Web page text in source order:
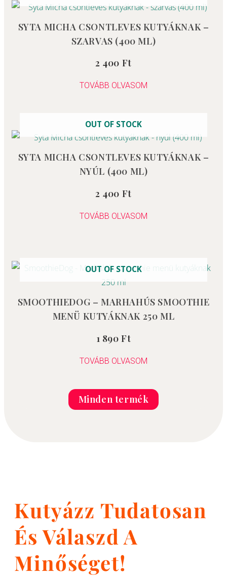
SYTA MICHA CSONTLEVES KUTYÁKNAK –
SZARVAS (400 ML)
2 400 Ft
TOVÁBB OLVASOM
OUT OF STOCK
SYTA MICHA CSONTLEVES KUTYÁKNAK –
NYÚL (400 ML)
2 400 Ft
TOVÁBB OLVASOM
OUT OF STOCK
SMOOTHIEDOG – MARHAHÚS SMOOTHIE
MENÜ KUTYÁKNAK 250 ML
1 890Ft
TOVÁBB OLVASOM
Minden termék
Kutyázz Tudatosan
És Válaszd A
Minőséget!